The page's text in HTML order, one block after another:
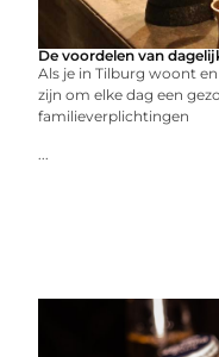
De voordelen van
Als je in Tilburg woont
zijn om elke dag een
familieverplichtingen
...